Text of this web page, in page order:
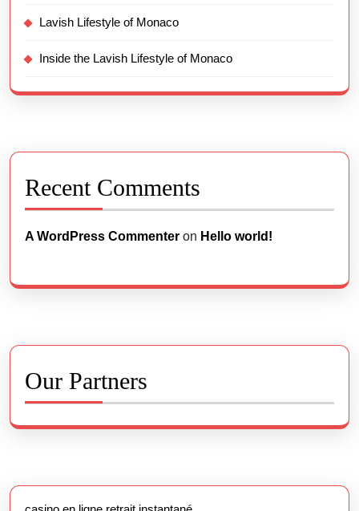
Lavish Lifestyle of Monaco
Inside the Lavish Lifestyle of Monaco
Recent Comments
A WordPress Commenter on Hello world!
Our Partners